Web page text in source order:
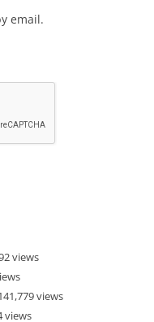
email.
views
views
views